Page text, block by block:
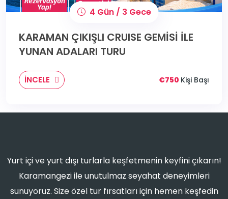
4 Gün / 3 Gece
KARAMAN ÇIKIŞLI CRUISE GEMİSİ İLE
YUNAN ADALARI TURU
İNCELE €750 Kişi Başı
Yurt içi ve yurt dışı turlarla keşfetmenin keyfini çıkarın!
Karamangezi ile unutulmaz seyahat deneyimleri
sunuyoruz. Size özel tur fırsatları için hemen keşfedin